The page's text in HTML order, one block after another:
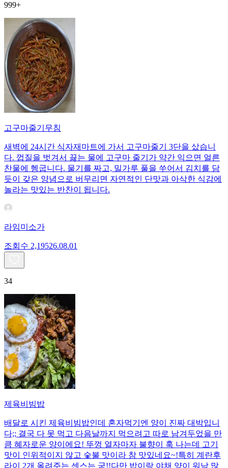
999+
고구마줄기무침
새벽에 24시간 식자재마트에 가서 고구마줄기 3단을 샀습니
다. 껍질을 벗겨서 끓는 물에 고구마 줄기가 약간 익으면 얼른
찬물에 헹굽니다. 물기를 짜고, 밀가루 풀을 쑤어서 김치를 담
듯이 갖은 양념으로 버무리면 자연적인 단맛과 아삭한 식감에
놀라는 맛있는 반찬이 됩니다.
라임미소가
조회수 2,19526.08.01
34
제육비빔밥
배달로 시킨 제육비빔밥인데 혼자먹기엔 양이 진짜 대박입니
다;; 결국 다 못 먹고 다음날까지 먹으려고 따로 남겨두었을 만
큼 혜자로운 양이에요! 뚜껑 열자마자 불향이 훅 나는데 고기
맛이 인위적이지 않고 숯불 맛이라 참 맛있네요~!특히 계란후
라이 2개 올려주는 센스는 굳!! ​다만 밥이랑 야채 양이 워낙 많